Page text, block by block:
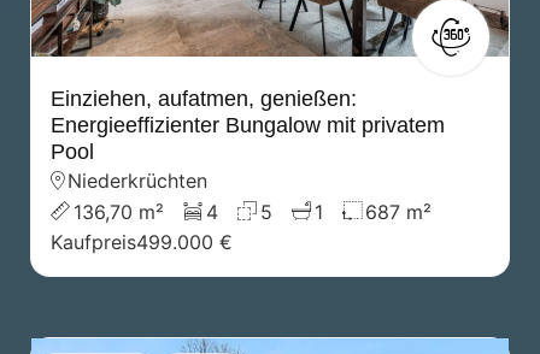
Einziehen, aufatmen, genießen:
Energieeffizienter Bungalow mit privatem
Pool
Niederkrüchten
136,70 m²
4 5 1
687 m²
Kaufpreis499.000 €